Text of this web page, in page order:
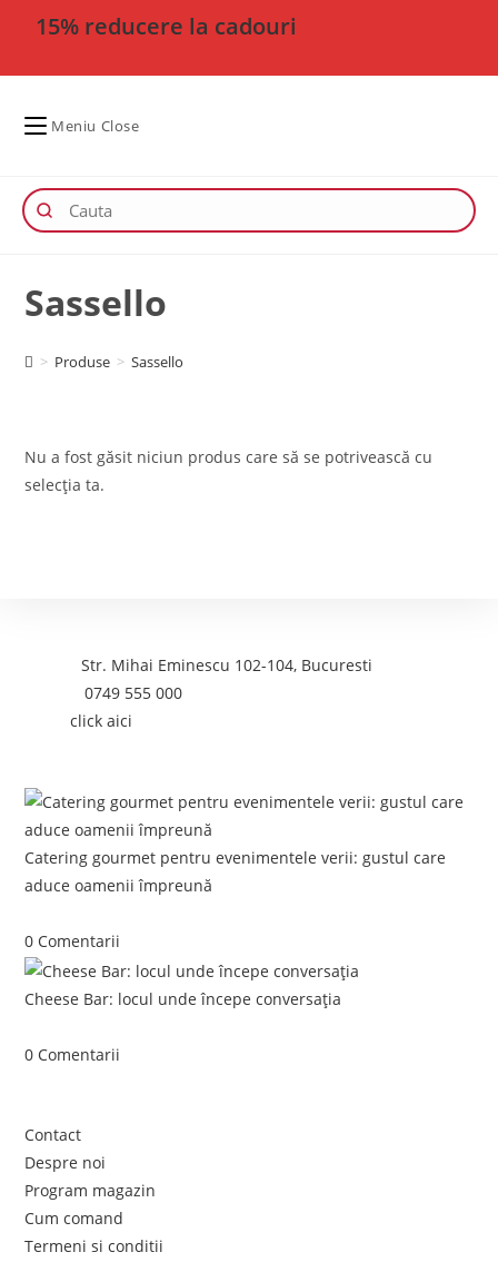
15% reducere la cadouri
Meniu Close
Sassello
> Produse > Sassello
Nu a fost găsit niciun produs care să se potrivească cu
selecția ta.
Adresa:Str. Mihai Eminescu 102-104, Bucuresti
Telefon:0749 555 000
Email:click aici
Catering gourmet pentru evenimentele verii: gustul care
aduce oamenii împreună
0 Comentarii
Cheese Bar: locul unde începe conversația
0 Comentarii
Contact
Despre noi
Program magazin
Cum comand
Termeni si conditii